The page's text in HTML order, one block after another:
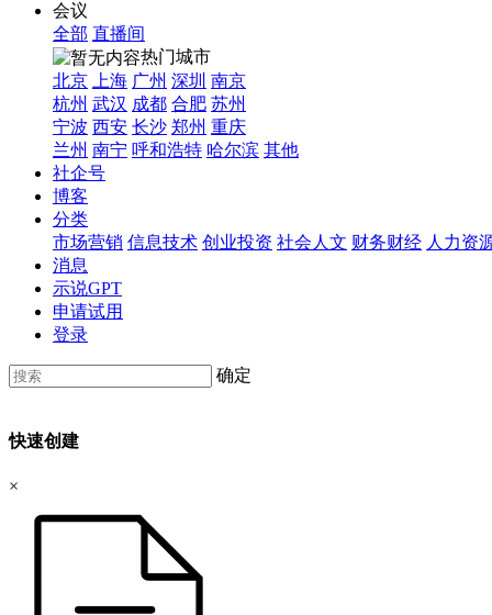
会议
全部 直播间
热门城市
北京
上海 广州 深圳 南京
杭州 武汉 成都 合肥 苏州
宁波 西安 长沙 郑州 重庆
兰州 南宁 呼和浩特 哈尔滨 其他
社企号
博客
分类
市场营销 信息技术 创业投资 社会人文 财务财经 人力资
消息
示说GPT
申请试用
登录
确定
快速创建
×